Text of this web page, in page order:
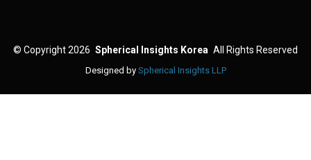
© Copyright 2026 Spherical Insights Korea All Rights Reserved
Designed by Spherical Insights LLP